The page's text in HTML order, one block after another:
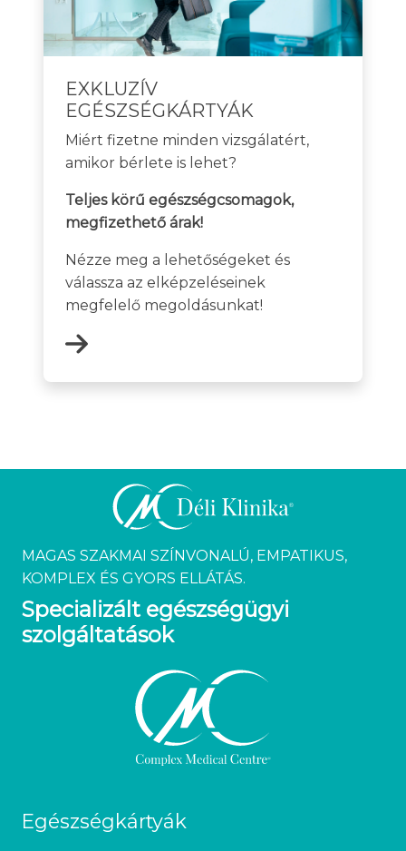
EXKLUZÍV
EGÉSZSÉGKÁRTYÁK
Miért fizetne minden vizsgálatért,
amikor bérlete is lehet?
Teljes körű egészségcsomagok,
megfizethető árak!
Nézze meg a lehetőségeket és
válassza az elképzeléseinek
megfelelő megoldásunkat!
MAGAS SZAKMAI SZÍNVONALÚ, EMPATIKUS,
KOMPLEX ÉS GYORS ELLÁTÁS.
Specializált egészségügyi
szolgáltatások
Egészségkártyák